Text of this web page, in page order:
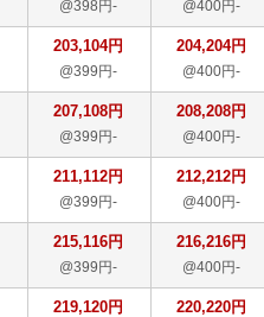
@398円- @400円-
203,104円
@399円-
204,204円
@400円-
207,108円
@399円-
208,208円
@400円-
211,112円
@399円-
212,212円
@400円-
215,116円
@399円-
216,216円
@400円-
219,120円 220,220円